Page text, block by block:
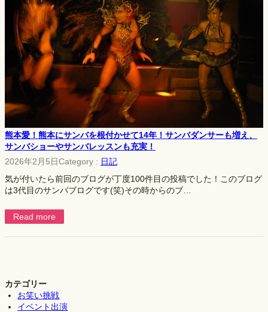
熊本愛！熊本にサンバを根付かせて14年！サンバダンサーも増え、
サンバショーやサンバレッスンも充実！
2026年2月5日Category : 日記
気が付いたら前回のブログが丁度100件目の投稿でした！このブログ
は3代目のサンバブログです(笑)その時からのブ…
Read more
カテゴリー
お笑い挑戦
イベント出演